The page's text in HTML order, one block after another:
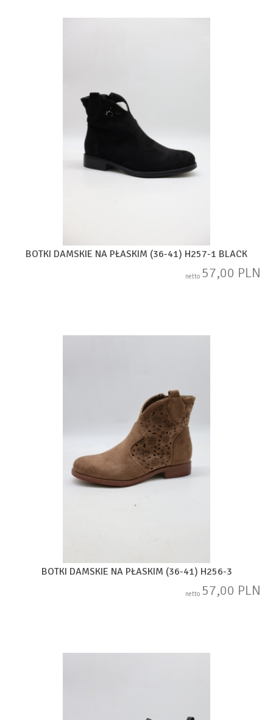
BOTKI DAMSKIE NA PŁASKIM (36-41) H257-1 BLACK
netto 57,00 PLN
BOTKI DAMSKIE NA PŁASKIM (36-41) H256-3
netto 57,00 PLN